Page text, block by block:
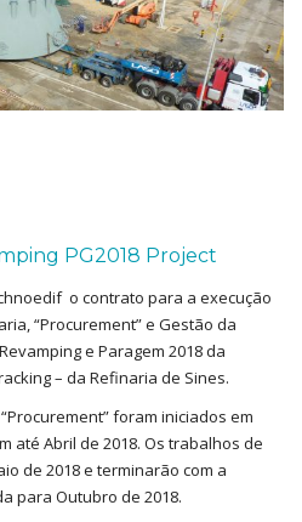
PG2018 Project
o contrato para a execução
“Procurement” e Gestão da
e Paragem 2018 da
– da Refinaria de Sines.
foram iniciados em
até Abril de 2018. Os trabalhos de
de 2018 e terminarão com a
para Outubro de 2018.